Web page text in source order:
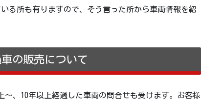
る所も有りますので、そう言った所から車両情報を紹
の販売について
～、10年以上経過した車両の問合せも受けます。お客様